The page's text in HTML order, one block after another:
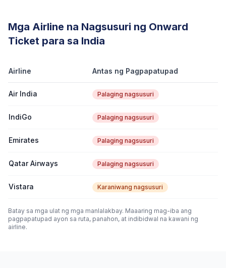
Mga Airline na Nagsusuri ng Onward
Ticket para sa India
Airline Antas ng Pagpapatupad
Air India Palaging nagsusuri
IndiGo Palaging nagsusuri
Emirates Palaging nagsusuri
Qatar Airways Palaging nagsusuri
Vistara Karaniwang nagsusuri
Batay sa mga ulat ng mga manlalakbay. Maaaring mag-iba ang
pagpapatupad ayon sa ruta, panahon, at indibidwal na kawani ng
airline.